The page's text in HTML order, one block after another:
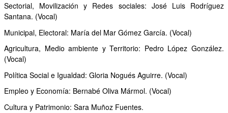
EL BALCÓN
MOCIONES
ESCRITOS
OTRAS INICIATIVAS
PARTICIPA
Sectorial, Movilización y Redes sociales: José Luis Rodríguez
Santana. (Vocal)
Municipal, Electoral: María del Mar Gómez García. (Vocal)
Agricultura, Medio ambiente y Territorio: Pedro López González.
(Vocal)
Política Social e Igualdad: Gloria Nogués Aguirre. (Vocal)
Empleo y Economía: Bernabé Oliva Mármol. (Vocal)
Cultura y Patrimonio: Sara Muñoz Fuentes.